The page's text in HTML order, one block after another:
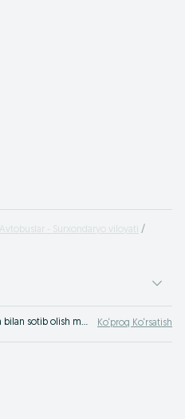
Avtobuslar - Surxondaryo viloyati
Bu yerda yangi avtobusni Angor foyda bilan sotib olish mumkin. OLX.uz Angor e‘lonlar taxtasida avtobuslar sotilishi bo‘yicha e‘lonlar juda ko‘p. Eng yaxshi narxlarda bizda xarid qiling! Ko‘proq Ko‘rsatish